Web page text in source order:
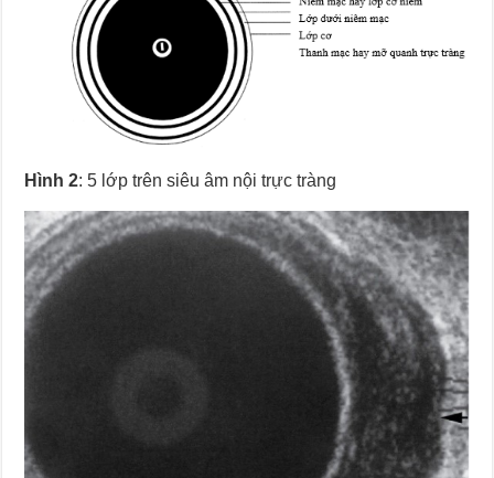
Hình 2: 5 lớp trên siêu âm nội trực tràng